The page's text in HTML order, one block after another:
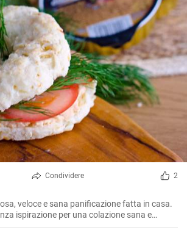
Condividere 2
veloce e sana panificazione fatta in casa.
ispirazione per una colazione sana e